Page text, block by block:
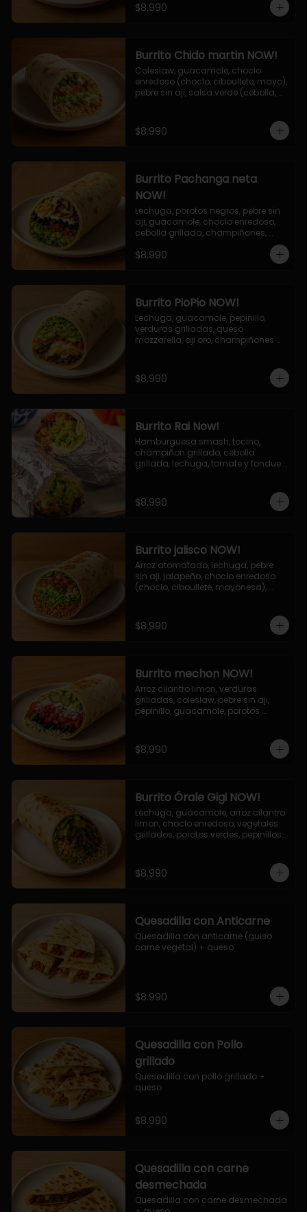
$8.990
Burrito Chido martin NOW!
Coleslaw, guacamole, choclo
enredoso (choclo, ciboullete, mayo),
pebre sin aji, salsa verde (cebolla,
$8.990
Burrito Pachanga neta
NOW!
Lechuga, porotos negros, pebre sin
aji, guacamole, choclo enredoso,
cebolla grillada, champiñones,
$8.990
Burrito PioPio NOW!
Lechuga, guacamole, pepinillo,
verduras grilladas, queso
mozzarella, aji oro, champiñones
$8.990
Burrito Rai Now!
Hamburguesa smash, tocino,
champiñon grillado, cebolla
grillada, lechuga, tomate y fondue
$8.990
Burrito jalisco NOW!
Arroz atomatado, lechuga, pebre
sin aji, jalapeño, choclo enredoso
(choclo, ciboullete, mayonesa),
$8.990
Burrito mechon NOW!
Arroz cilantro limon, verduras
grilladas, coleslaw, pebre sin aji,
pepinillo, guacamole, porotos
$8.990
Burrito Órale Gigi NOW!
Lechuga, guacamole, arroz cilantro
limon, choclo enredoso, vegetales
grillados, porotos verdes, pepinillos
$8.990
Quesadilla con Anticarne
Quesadilla con anticarne (guiso
carne vegetal) + queso
$8.990
Quesadilla con Pollo
grillado
Quesadilla con pollo grillado +
queso.
$8.990
Quesadilla con carne
desmechada
Quesadilla con carne desmechada